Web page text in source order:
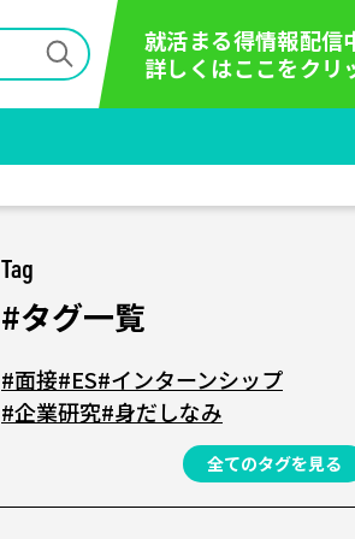
就活まる得情報配信
詳しくはここをクリ
Tag
#タグ一覧
#面接#ES#インターンシップ
#企業研究#身だしなみ
全てのタグを見る